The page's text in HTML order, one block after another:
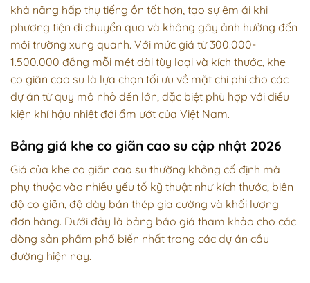
khả năng hấp thụ tiếng ồn tốt hơn, tạo sự êm ái khi
phương tiện di chuyển qua và không gây ảnh hưởng đến
môi trường xung quanh. Với mức giá từ 300.000-
1.500.000 đồng mỗi mét dài tùy loại và kích thước, khe
co giãn cao su là lựa chọn tối ưu về mặt chi phí cho các
dự án từ quy mô nhỏ đến lớn, đặc biệt phù hợp với điều
kiện khí hậu nhiệt đới ẩm ướt của Việt Nam.
Bảng giá khe co giãn cao su cập nhật 2026
Giá của khe co giãn cao su thường không cố định mà
phụ thuộc vào nhiều yếu tố kỹ thuật như kích thước, biên
độ co giãn, độ dày bản thép gia cường và khối lượng
đơn hàng. Dưới đây là bảng báo giá tham khảo cho các
dòng sản phẩm phổ biến nhất trong các dự án cầu
đường hiện nay.